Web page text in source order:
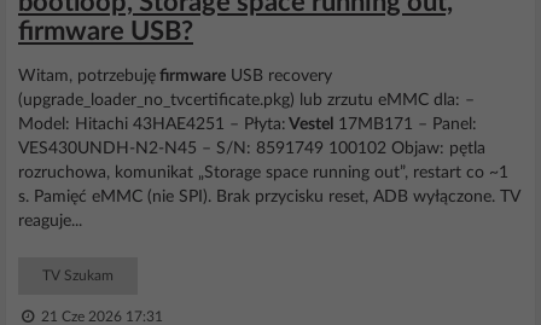
firmware USB?
Witam, potrzebuję firmware USB recovery
(upgrade_loader_no_tvcertificate.pkg) lub zrzutu eMMC dla: –
Model: Hitachi 43HAE4251 – Płyta: Vestel 17MB171 – Panel:
VES430UNDH-N2-N45 – S/N: 8591749 100102 Objaw: pętla
rozruchowa, komunikat „Storage space running out”, restart co ~1
s. Pamięć eMMC (nie SPI). Brak przycisku reset, ADB wyłączone. TV
reaguje...
TV Szukam
21 Cze 2026 17:31